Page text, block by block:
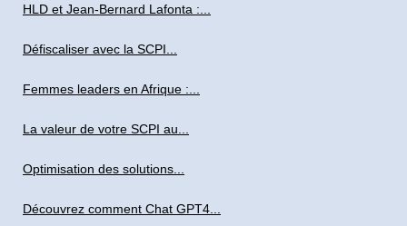
HLD et Jean-Bernard Lafonta :...
Défiscaliser avec la SCPI...
Femmes leaders en Afrique :...
La valeur de votre SCPI au...
Optimisation des solutions...
Découvrez comment Chat GPT4...